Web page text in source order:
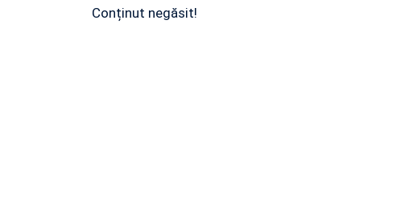
Conținut negăsit!